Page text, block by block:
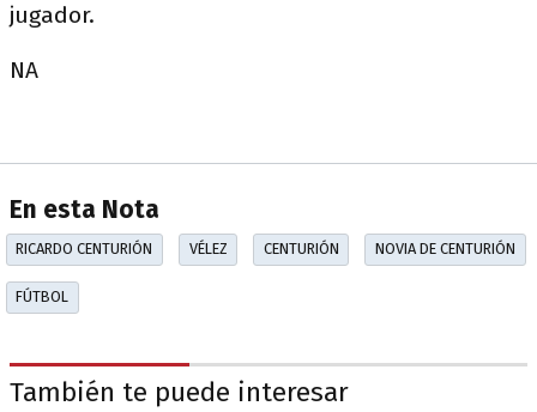
jugador.
NA
En esta Nota
RICARDO CENTURIÓN VÉLEZ CENTURIÓN NOVIA DE CENTURIÓN
FÚTBOL
También te puede interesar